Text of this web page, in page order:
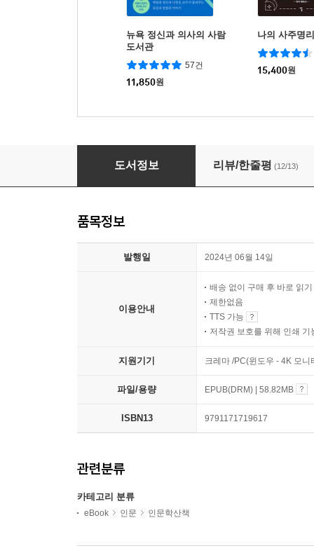
뉴욕 정신과 의사의 사람
도서관
57건
11,850원
나의 사주명
15,400원
삶이 불안할 땐 주역 공부를 시작합니다
도서정보 리뷰/한줄평 (12/13)
품목정보
발행일 2024년 06월 14일
이용안내
배송 없이 구매 후 바로 읽기
제한없음
TTS 가능
저작권 보호를 위해 인쇄 기
지원기기 크레마 /PC(윈도우 - 4K 모
파일/용량 EPUB(DRM) | 58.82MB
ISBN13 9791171719617
관련분류
카테고리 분류
eBook 인문 인문학산책